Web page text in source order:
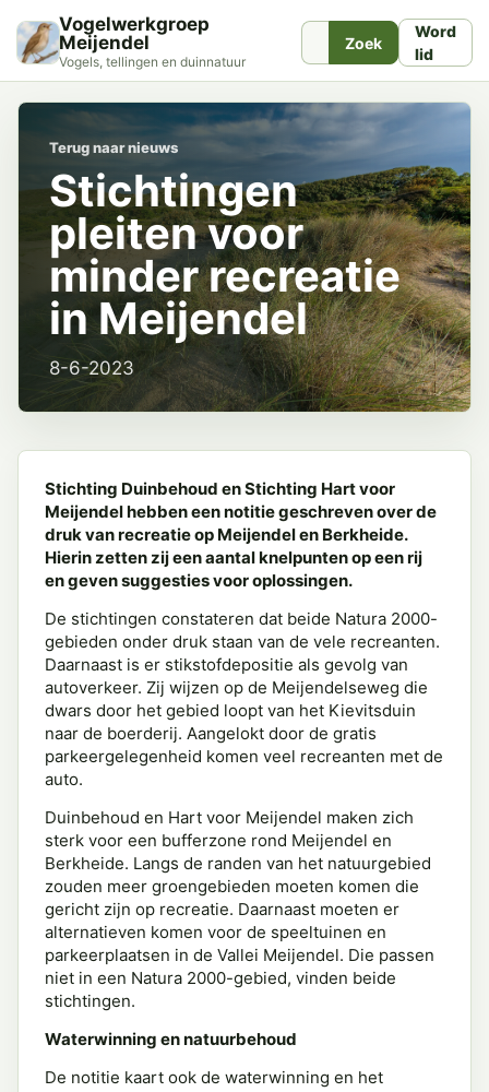
Vogelwerkgroep
Meijendel
Vogels, tellingen en duinnatuur
Zoek
Word
lid
Terug naar nieuws
Stichtingen
pleiten voor
minder recreatie
in Meijendel
8-6-2023
Stichting Duinbehoud en Stichting Hart voor
Meijendel hebben een notitie geschreven over de
druk van recreatie op Meijendel en Berkheide.
Hierin zetten zij een aantal knelpunten op een rij
en geven suggesties voor oplossingen.
De stichtingen constateren dat beide Natura 2000-
gebieden onder druk staan van de vele recreanten.
Daarnaast is er stikstofdepositie als gevolg van
autoverkeer. Zij wijzen op de Meijendelseweg die
dwars door het gebied loopt van het Kievitsduin
naar de boerderij. Aangelokt door de gratis
parkeergelegenheid komen veel recreanten met de
auto.
Duinbehoud en Hart voor Meijendel maken zich
sterk voor een bufferzone rond Meijendel en
Berkheide. Langs de randen van het natuurgebied
zouden meer groengebieden moeten komen die
gericht zijn op recreatie. Daarnaast moeten er
alternatieven komen voor de speeltuinen en
parkeerplaatsen in de Vallei Meijendel. Die passen
niet in een Natura 2000-gebied, vinden beide
stichtingen.
Waterwinning en natuurbehoud
De notitie kaart ook de waterwinning en het